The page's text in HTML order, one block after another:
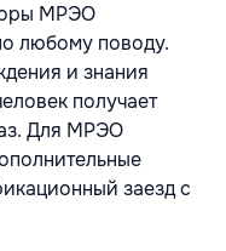
МРЭО
любому поводу.
и знания
получает
Для МРЭО
заезд с